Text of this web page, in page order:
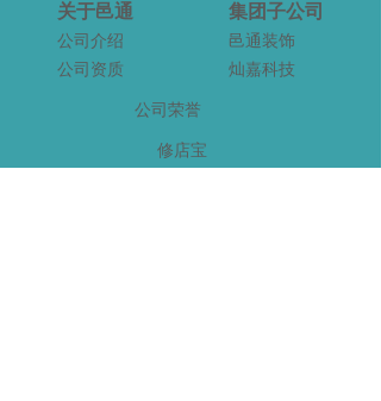
关于邑通 集团子公司
公司资质
邑通装饰
灿嘉科技
修店宝
公司介绍
公司荣誉